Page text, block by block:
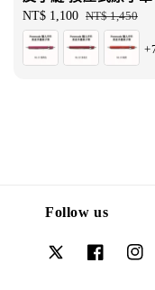
Sale
price
NT$ 1,100 Regular
price
NT$ 1,450
Follow us